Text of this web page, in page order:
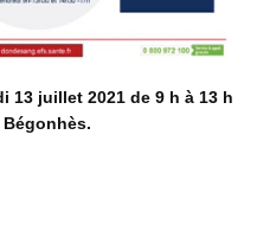
13 juillet 2021 de 9 h à 13 h